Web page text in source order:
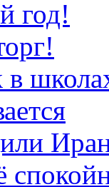
год!
в